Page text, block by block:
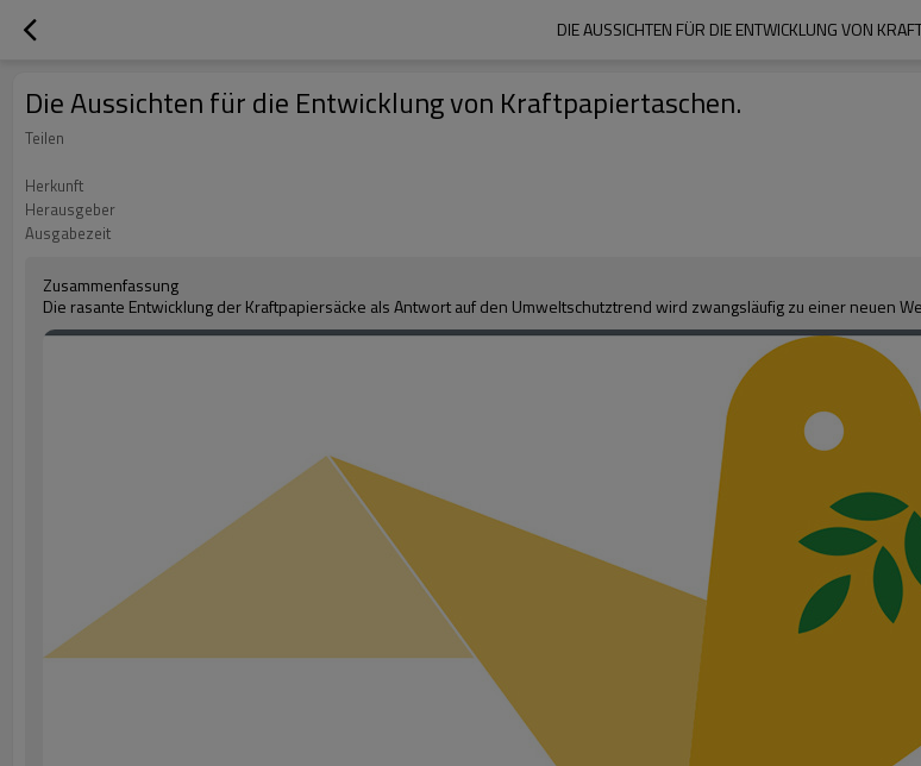
DIE AUSSICHTEN FÜR DIE ENTWICKLUNG VON
Die Aussichten für die Entwicklung von Kraftpapiertaschen.
Teilen
Herkunft
Herausgeber
Ausgabezeit
Zusammenfassung
Die rasante Entwicklung der Kraftpapiersäcke als Antwort auf den Umweltschutztrend wird zwangsläufig zu einer neuen